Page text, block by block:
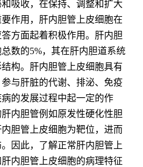
吸收，在保持、调整和扩大
作用，肝内胆管上皮细胞在
方面起着积极作用。肝内胆
数的5%，其在肝内胆道系统
构。肝内胆管上皮细胞具有
与肝脏的代谢、排泌、免疫
的发展过程中起一定的作
内胆管例如原发性硬化性胆
胆管上皮细胞为靶位，进而
因此，了解正常肝内胆管上
内胆管上皮细胞的病理特征